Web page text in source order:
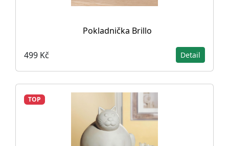
Pokladnička Brillo
499 Kč Detail
TOP